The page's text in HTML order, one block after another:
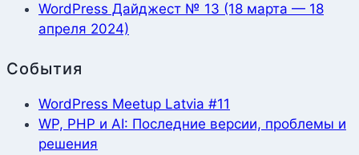
WordPress Дайджест № 13 (18 марта — 18
апреля 2024)
События
WordPress Meetup Latvia #11
WP, PHP и AI: Последние версии, проблемы и
решения